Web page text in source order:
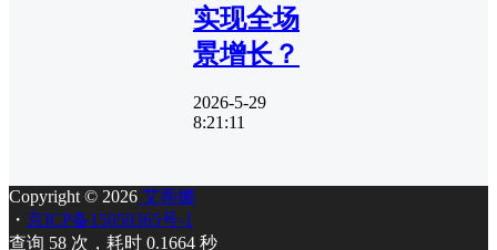
实现全场
景增长？
2026-5-29
8:21:11
Copyright © 2026 艾蒂娜
・ 京ICP备15050365号-1
查询 58 次，耗时 0.1664 秒